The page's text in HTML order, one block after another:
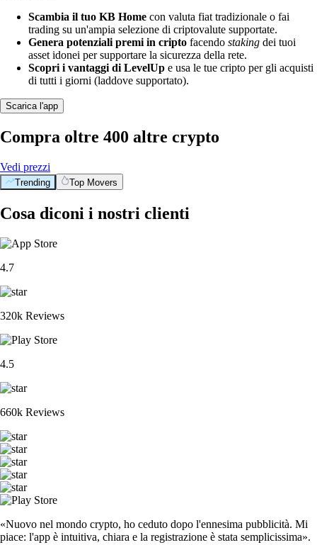
Scambia il tuo KB Home con valuta fiat tradizionale o fai
trading su un'ampia selezione di criptovalute supportate.
Genera potenziali premi in cripto facendo staking dei tuoi
asset idonei per supportare la sicurezza della rete.
Scopri i vantaggi di LevelUp e usa le tue cripto per gli acquisti
di tutti i giorni (laddove supportato).
Scarica l'app
Compra oltre 400 altre crypto
Vedi prezzi
Trending Top Movers
Cosa diconi i nostri clienti
4.7
320k Reviews
4.5
660k Reviews
«Nuovo nel mondo crypto, ho ceduto dopo l'ennesima pubblicità. Mi
piace: l'app è intuitiva, chiara e la registrazione è stata semplicissima».